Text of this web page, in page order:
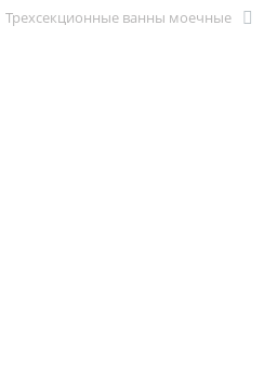
Трехсекционные ванны моечные